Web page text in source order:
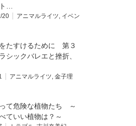
…
20 アニマルライツ イベン
たすけるために 第３
ックバレエと挫折、
アニマルライツ 金子理
て危険な植物たち ～
ていい植物は？～